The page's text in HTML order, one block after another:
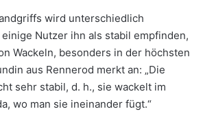
wird unterschiedlich
Nutzer ihn als stabil empfinden,
Wackeln, besonders in der höchsten
aus Rennerod merkt an: „Die
sehr stabil, d. h., sie wackelt im
wo man sie ineinander fügt.“